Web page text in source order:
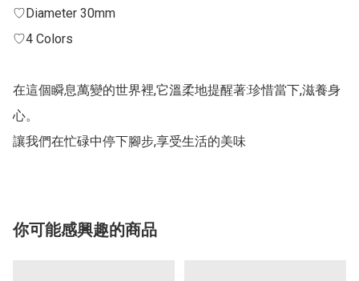
♡Diameter 30mm
♡4 Colors
在這個瞬息萬變的世界裡,它溫柔地提醒著:珍惜當下,滋養身
心。
你可能感興趣的商品